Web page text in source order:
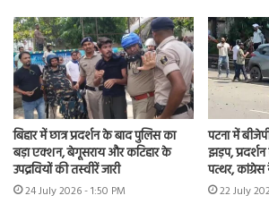
बिहार में छात्र प्रदर्शन के बाद पुलिस का
बड़ा एक्शन, बेगूसराय और कटिहार के
उपद्रवियों की तस्वीरें जारी
24 July 2026 - 1:50 PM
पटना में
झड़प,
पत्थर,
22 July